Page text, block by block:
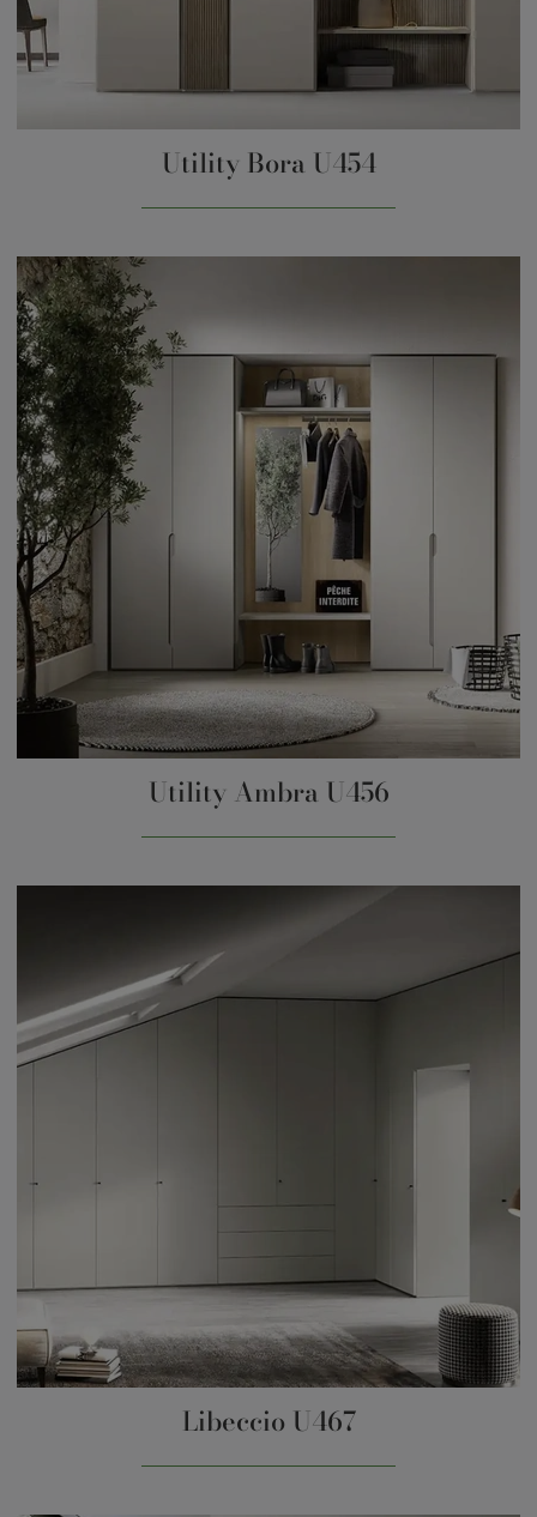
Utility Bora U454
Utility Ambra U456
Libeccio U467